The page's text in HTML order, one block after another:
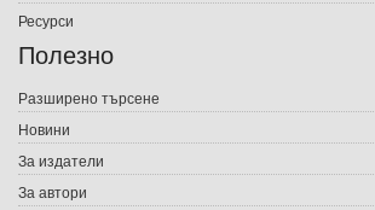
Е-списания
Подаръци
Ваучери
Ресурси
Полезно
Разширено търсене
Новини
За издатели
За автори